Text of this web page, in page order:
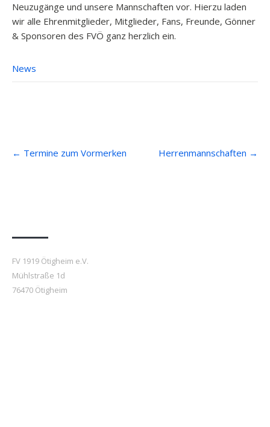
Neuzugänge und unsere Mannschaften vor. Hierzu laden
wir alle Ehrenmitglieder, Mitglieder, Fans, Freunde, Gönner
& Sponsoren des FVÖ ganz herzlich ein.
News
navigation
← Termine zum Vormerken Herrenmannschaften →
FV 1919 Ötigheim e.V.
Mühlstraße 1d
76470 Ötigheim